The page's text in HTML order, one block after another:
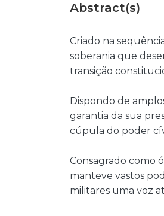
Abstract(s)
Criado na
soberania que
transição
Dispondo de
garantia da sua
cúpula do poder
Consagrado como
manteve vastos
militares uma voz